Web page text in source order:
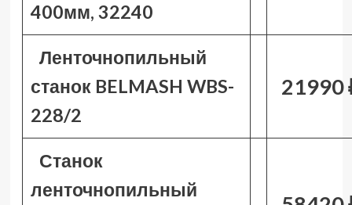
400мм, 32240
Ленточнопильный
станок BELMASH WBS-
228/2
21990
Станок
ленточнопильный